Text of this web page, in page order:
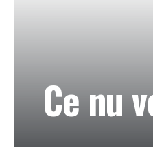
Ce nu